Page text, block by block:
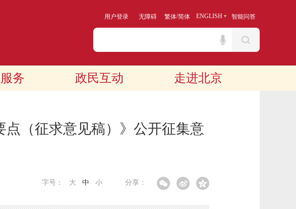
用户登录 无障碍 繁体/简体 ENGLISH 智能问答
务 政民互动 走进北京
点（征求意见稿）》公开征集意
分享：
字号： 大 中 小